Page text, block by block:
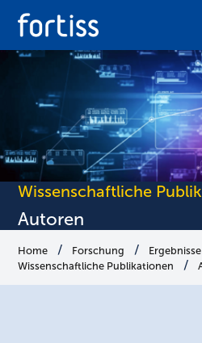
Wissenschaftliche
Autoren
Home Forschung
Ergebnisse
Wissenschaftliche Publikationen